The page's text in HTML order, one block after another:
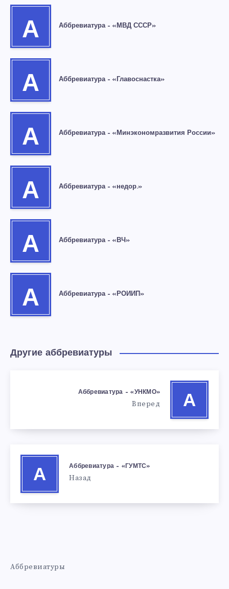
А Аббревиатура – «МВД СССР»
А Аббревиатура – «Главоснастка»
А Аббревиатура – «Минэкономразвития России»
А Аббревиатура – «недор.»
А Аббревиатура – «ВЧ»
А Аббревиатура – «РОИИП»
Другие аббревиатуры
А
Аббревиатура – «УНКМО»
Вперед
А
Аббревиатура – «ГУМТС»
Назад
Аббревиатуры